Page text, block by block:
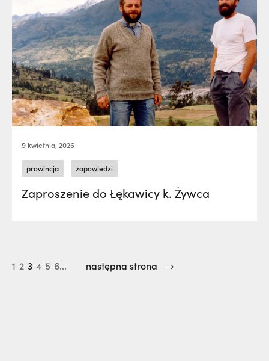
9 kwietnia, 2026
prowincja zapowiedzi
Zaproszenie do Łękawicy k. Żywca
1 2 3 4 5 6... następna strona